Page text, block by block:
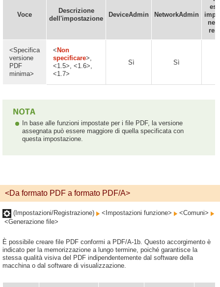
Voce
Descrizione
dell'impostazione
DeviceAdmin NetworkAdmin
<Specifica
versione
PDF
minima>
< Non
specificare>,
<1.5>, <1.6>,
<1.7>
Sì Sì
In base alle funzioni impostate per i file PDF, la versione
assegnata può essere maggiore di quella specificata con
questa impostazione.
<Da formato PDF a formato PDF/A>
(Impostazioni/Registrazione) <Impostazioni funzione>
<Comuni>
<Generazione file>
È possibile creare file PDF conformi a PDF/A-1b. Questo accorgimento è
indicato per la memorizzazione a lungo termine, poiché garantisce la
stessa qualità visiva del PDF indipendentemente dal software della
macchina o dal software di visualizzazione.